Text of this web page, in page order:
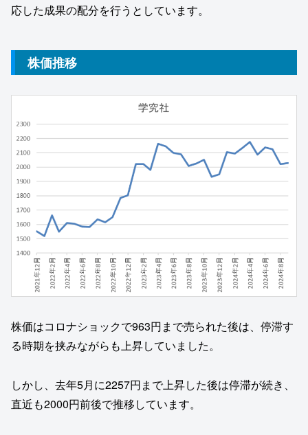
応した成果の配分を行うとしています。
株価推移
株価はコロナショックで963円まで売られた後は、停滞す
る時期を挟みながらも上昇していました。
しかし、去年5月に2257円まで上昇した後は停滞が続き、
直近も2000円前後で推移しています。